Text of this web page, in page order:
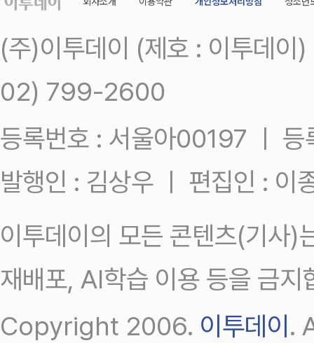
(주)이투데이 (제호 : 이투데
02) 799-2600
등록번호 : 서울아00197 ㅣ
발행인 : 김상우 ㅣ 편집인 : 이
이투데이의 모든 콘텐츠(기사)
재배포, AI학습 이용 등을 금지
Copyright 2006. 이투데이 .